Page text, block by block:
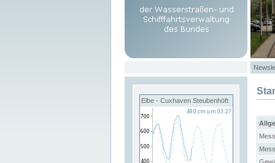
Elbe - Cuxhaven Steubenhöft